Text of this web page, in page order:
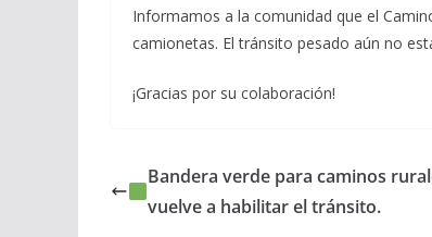
Informamos a la comunidad que el
camionetas. El tránsito pesado aún no
¡Gracias por su colaboración!
Bandera verde para caminos
vuelve a habilitar el tránsito.